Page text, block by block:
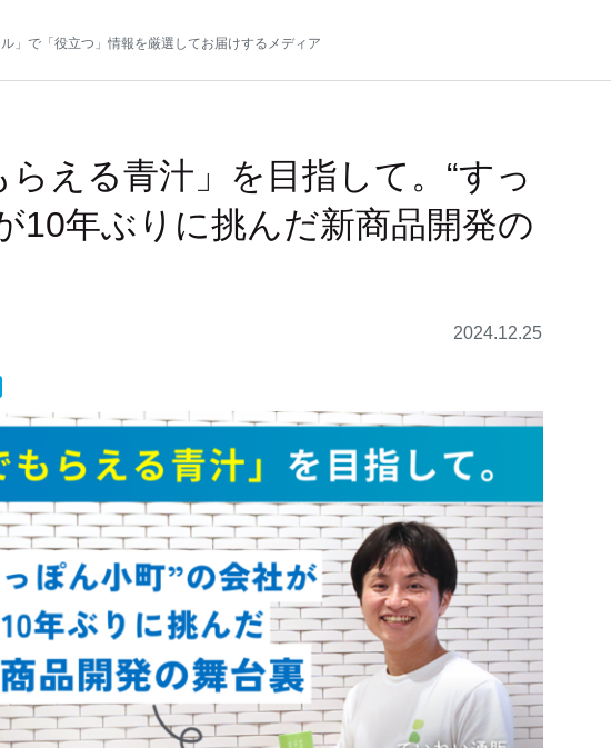
」で「役立つ」情報を厳選してお届けするメディア
らえる青汁」を目指して。“すっ
10年ぶりに挑んだ新商品開発の
2024.12.25